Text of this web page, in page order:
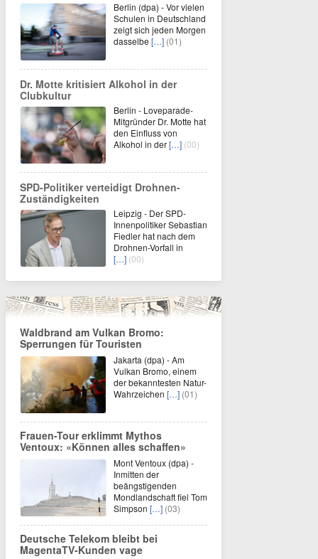
Berlin (dpa) - Vor vielen
Schulen in Deutschland
zeigt sich jeden Morgen
dasselbe […] (01)
Dr. Motte kritisiert Alkohol in der
Clubkultur
Berlin - Loveparade-
Mitgründer Dr. Motte hat
den Einfluss von
Alkohol in der[…] (00)
SPD-Politiker verteidigt Drohnen-
Zuständigkeiten
Leipzig - Der SPD-
Innenpolitiker Sebastian
Fiedler hat nach dem
Drohnen-Vorfall in
[…] (00)
Waldbrand am Vulkan Bromo:
Sperrungen für Touristen
Jakarta (dpa) - Am
Vulkan Bromo, einem
der bekanntesten Natur-
Wahrzeichen […] (01)
Frauen-Tour erklimmt Mythos
Ventoux: «Können alles schaffen»
Mont Ventoux (dpa) -
Inmitten der
beängstigenden
Mondlandschaft fiel Tom
Simpson […] (03)
Deutsche Telekom bleibt bei
MagentaTV-Kunden vage